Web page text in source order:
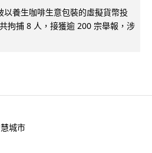
以養生咖啡生意包裝的虛擬貨幣投
拘捕 8 人，接獲逾 200 宗舉報，涉
城市